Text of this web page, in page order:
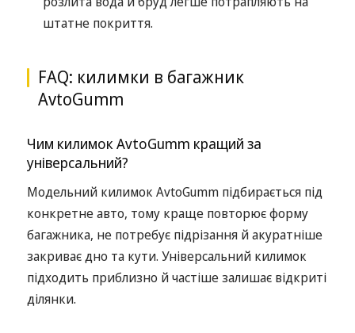
штатне покриття.
FAQ: килимки в багажник
AvtoGumm
Чим килимок AvtoGumm кращий за
універсальний?
Модельний килимок AvtoGumm підбирається під
конкретне авто, тому краще повторює форму
багажника, не потребує підрізання й акуратніше
закриває дно та кути. Універсальний килимок
підходить приблизно й частіше залишає відкриті
ділянки.